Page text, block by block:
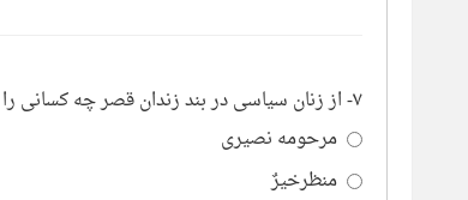
۷- از زنان سیاسی در بند زندان قصر چه کسانی را نام برده اند؟
مرحومه نصیری
منظرخیرٌ